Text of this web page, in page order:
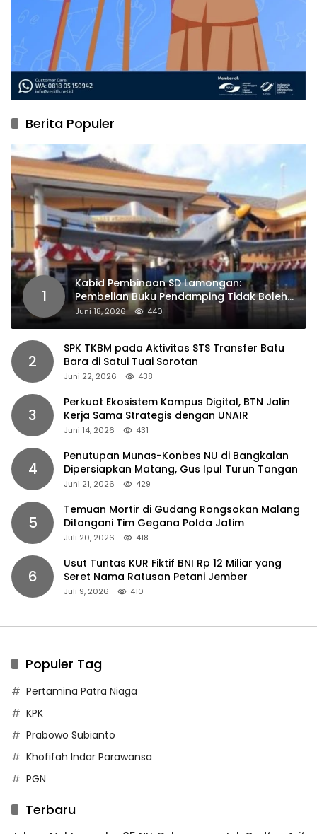
Berita Populer
1
Kabid Pembinaan SD Lamongan:
Pembelian Buku Pendamping Tidak Boleh
Dipaksakan
Juni 18, 2026 440
2
SPK TKBM pada Aktivitas STS Transfer Batu
Bara di Satui Tuai Sorotan
Juni 22, 2026 438
3
Perkuat Ekosistem Kampus Digital, BTN Jalin
Kerja Sama Strategis dengan UNAIR
Juni 14, 2026 431
4
Penutupan Munas-Konbes NU di Bangkalan
Dipersiapkan Matang, Gus Ipul Turun Tangan
Juni 21, 2026 429
5
Temuan Mortir di Gudang Rongsokan Malang
Ditangani Tim Gegana Polda Jatim
Juli 20, 2026 418
6
Usut Tuntas KUR Fiktif BNI Rp 12 Miliar yang
Seret Nama Ratusan Petani Jember
Juli 9, 2026 410
Populer Tag
Pertamina Patra Niaga
KPK
Prabowo Subianto
Khofifah Indar Parawansa
PGN
Terbaru